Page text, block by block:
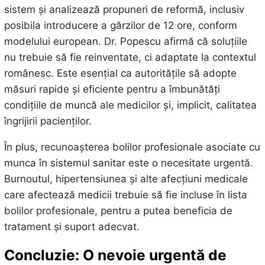
sistem și analizează propuneri de reformă, inclusiv
posibila introducere a gărzilor de 12 ore, conform
modelului european. Dr. Popescu afirmă că soluțiile
nu trebuie să fie reinventate, ci adaptate la contextul
românesc. Este esențial ca autoritățile să adopte
măsuri rapide și eficiente pentru a îmbunătăți
condițiile de muncă ale medicilor și, implicit, calitatea
îngrijirii pacienților.
În plus, recunoașterea bolilor profesionale asociate cu
munca în sistemul sanitar este o necesitate urgentă.
Burnoutul, hipertensiunea și alte afecțiuni medicale
care afectează medicii trebuie să fie incluse în lista
bolilor profesionale, pentru a putea beneficia de
tratament și suport adecvat.
Concluzie: O nevoie urgentă de